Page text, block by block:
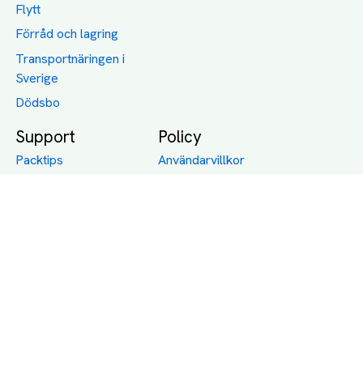
Flytt
Förråd och lagring
Transportnäringen i
Sverige
Dödsbo
Support
Packtips
Policy
Användarvillkor